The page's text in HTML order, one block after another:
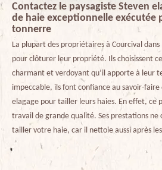
Contactez le paysagiste Steven
de haie exceptionnelle exécutée
tonnerre
La plupart des propriétaires à Courcival
pour clôturer leur propriété. Ils choisissent
charmant et verdoyant qu’il apporte à leur
impeccable, ils font confiance au savoir-faire
elagage pour tailler leurs haies. En effet, ce
travail de grande qualité. Ses prestations ne
tailler votre haie, car il nettoie aussi après